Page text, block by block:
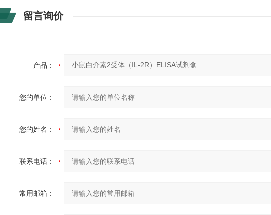
留言询价
产品：
您的单位：
您的姓名：
联系电话：
常用邮箱：